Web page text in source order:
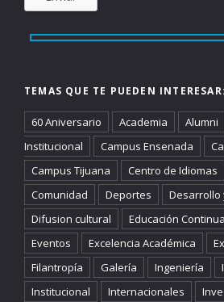
TEMAS QUE TE PUEDEN INTERESAR:
60 Aniversario Academia Alumni
Institucional
Campus Ensenada
Campus Tijuana
Centro de Idiomas
Comunidad
Deportes
Desarrollo
Difusion cultural
Educación Continua
Eventos
Excelencia Académica
Filantropía
Galería Ingeniería
Institucional
Internacionales